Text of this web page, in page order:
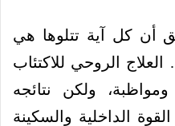
أن كل آية تتلوها هي
الروحي للاكتئاب
ولكن نتائجه
الداخلية والسكينة